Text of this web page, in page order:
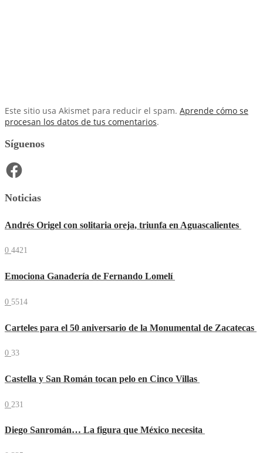
Este sitio usa Akismet para reducir el spam. Aprende cómo se
procesan los datos de tus comentarios.
Síguenos
Facebook
Noticias
Andrés Origel con solitaria oreja, triunfa en Aguascalientes
0 4421
Emociona Ganadería de Fernando Lomelí
0 5514
Carteles para el 50 aniversario de la Monumental de Zacatecas
0 33
Castella y San Román tocan pelo en Cinco Villas
0 231
Diego Sanromán… La figura que México necesita